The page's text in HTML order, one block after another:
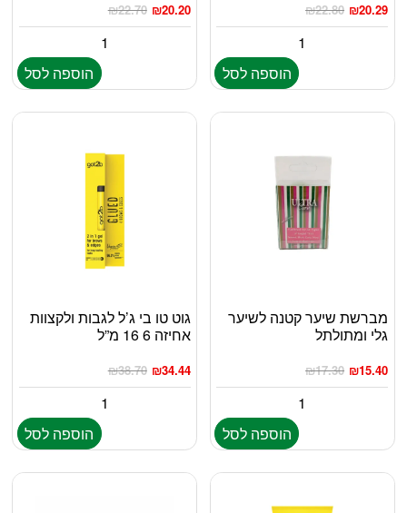
₪22.80 ₪20.29
הוספה לסל
₪22.70 ₪20.20
הוספה לסל
מברשת שיער קטנה לשיער
גלי ומתולתל
₪17.30 ₪15.40
הוספה לסל
גוט טו בי ג’ל לגבות ולקצוות
אחיזה 6 16 מ”ל
₪38.70 ₪34.44
הוספה לסל